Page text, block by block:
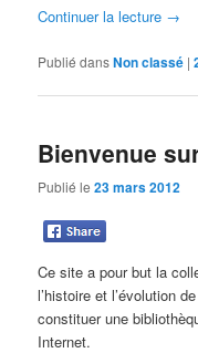
Continuer la lecture →
Publié dansNon classé |
Bienvenue
Publié le23 mars 2012
Ce site a pour but la
l’histoire et l’évolution
constituer une
Internet.